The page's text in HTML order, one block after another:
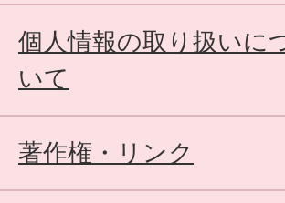
個人情報の取り扱いに
いて
著作権・リンク